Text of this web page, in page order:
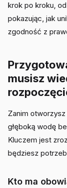
krok po kroku,
pokazując, jak
zgodność z
musisz
Zanim
głęboką wodę
Kluczem jest
będziesz
Kto ma